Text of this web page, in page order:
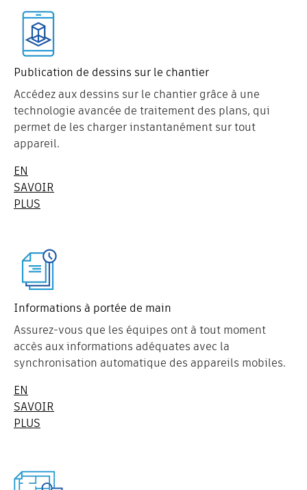
Publication de dessins sur le chantier
Accédez aux dessins sur le chantier grâce à une
technologie avancée de traitement des plans, qui
permet de les charger instantanément sur tout
appareil.
EN
SAVOIR
PLUS
Informations à portée de main
Assurez-vous que les équipes ont à tout moment
accès aux informations adéquates avec la
synchronisation automatique des appareils mobiles.
EN
SAVOIR
PLUS